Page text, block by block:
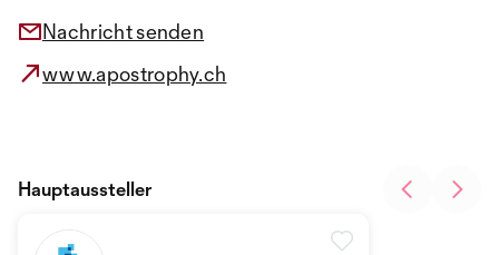
Nachricht senden
www.apostrophy.ch
Hauptaussteller